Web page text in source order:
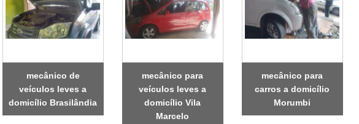
mecânico de
veículos leves a
domicílio Brasilândia
mecânico para
veículos leves a
domicílio Vila
Marcelo
mecânico para
carros a domicílio
Morumbi